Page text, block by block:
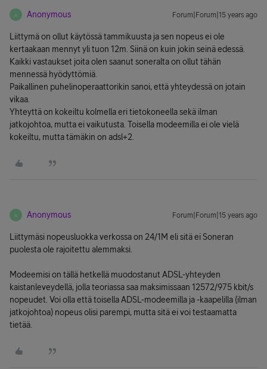
A Anonymous Forum|Forum|15 years ago
Liittymä on ollut käytössä tammikuusta ja sen nopeus ei ole
kertaakaan mennyt yli tuon 12m. Siinä on kuin jokin seinä edessä.
Kaikki vastaukset joita olen saanut soneralta on ollut tähän
mennessä hyödyttömiä.
Paikallinen puhelinoperaattorikin sanoi, että yhteydessä on jotain
vikaa.
Yhteyttä on kokeiltu kolmella eri tietokoneella sekä ilman
jatkojohtoa, mutta ei vaikutusta. Toisella modeemilla ei ole vielä
kokeiltu, mutta tämäkin on adsl+2.
A Anonymous Forum|Forum|15 years ago
Liittymäsi nopeusluokka verkossa on 24/1M eli sitä ei Soneran
puolesta ole rajoitettu alemmaksi.
Modeemisi on tällä hetkellä muodostanut ADSL-yhteyden
kaistanleveydellä, jolla teoriassa saa maksimissaan 12572/975 kbit/s
nopeudet. Voi olla että toisella ADSL-modeemilla ja -kaapelilla (ilman
jatkojohtoa) nopeus olisi parempi, mutta sitä ei voi testaamatta
tietää.